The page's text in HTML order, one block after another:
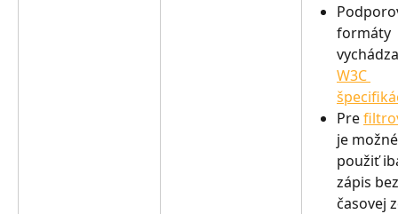
formáty
W3C
Pre
je
použiť
zápis
časovej